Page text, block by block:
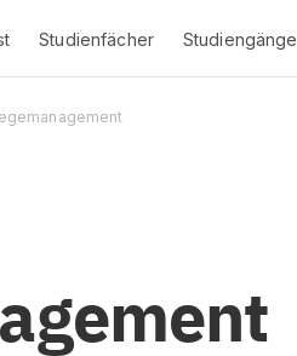
Studienfächer Studiengänge